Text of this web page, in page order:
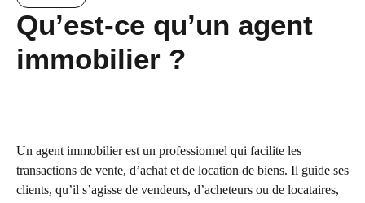
Qu’est-ce qu’un agent
immobilier ?
Un agent immobilier est un professionnel qui facilite les
transactions de vente, d’achat et de location de biens. Il guide ses
clients, qu’il s’agisse de vendeurs, d’acheteurs ou de locataires,